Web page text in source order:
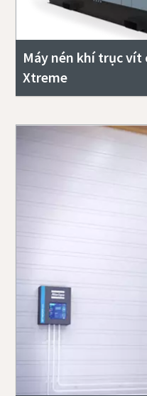
Máy nén khí trục vít
Xtreme